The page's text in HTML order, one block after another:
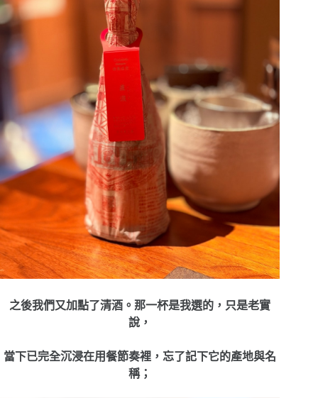
之後我們又加點了清酒。那一杯是我選的，只是老實
說，
當下已完全沉浸在用餐節奏裡，忘了記下它的產地與名
稱；